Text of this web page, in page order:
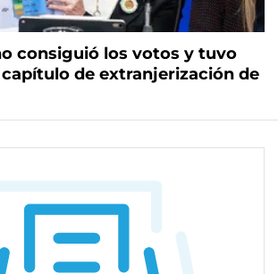
consiguió los votos y tuvo
de extranjerización de